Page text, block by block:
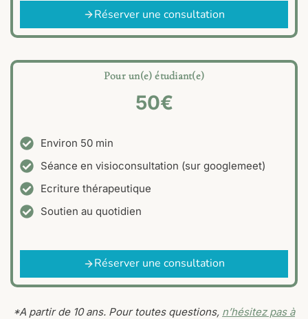
Réserver une consultation
Pour un(e) étudiant(e)
50€
Environ 50 min
Séance en visioconsultation (sur googlemeet)
Ecriture thérapeutique
Soutien au quotidien
Réserver une consultation
*A partir de 10 ans. Pour toutes questions, n’hésitez pas à